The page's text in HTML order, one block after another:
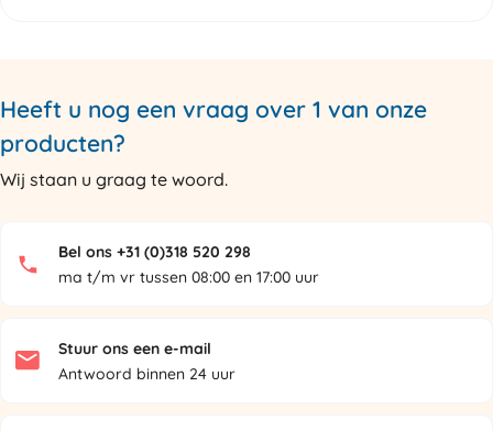
Heeft u nog een vraag over 1 van onze
producten?
Wij staan u graag te woord.
Bel ons +31 (0)318 520 298
ma t/m vr tussen 08:00 en 17:00 uur
Stuur ons een e-mail
Antwoord binnen 24 uur